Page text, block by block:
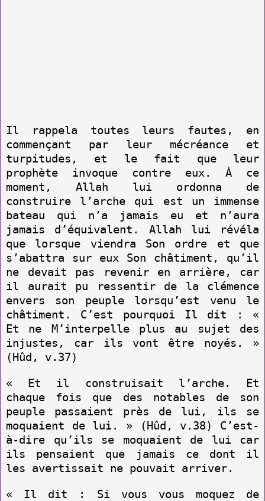
Il rappela toutes leurs fautes, en
commençant par leur mécréance et
turpitudes, et le fait que leur
prophète invoque contre eux. À ce
moment, Allah lui ordonna de
construire l’arche qui est un immense
bateau qui n’a jamais eu et n’aura
jamais d’équivalent. Allah lui révéla
que lorsque viendra Son ordre et que
s’abattra sur eux Son châtiment, qu’il
ne devait pas revenir en arrière, car
il aurait pu ressentir de la clémence
envers son peuple lorsqu’est venu le
châtiment. C’est pourquoi Il dit : «
Et ne M’interpelle plus au sujet des
injustes, car ils vont être noyés. »
(Hûd, v.37)
« Et il construisait l’arche. Et
chaque fois que des notables de son
peuple passaient près de lui, ils se
moquaient de lui. » (Hûd, v.38) C’est-
à-dire qu’ils se moquaient de lui car
ils pensaient que jamais ce dont il
les avertissait ne pouvait arriver.
« Il dit : Si vous vous moquez de